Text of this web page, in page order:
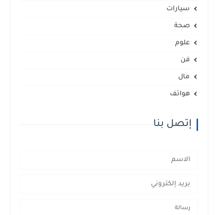
سيارات
صحة
علوم
فن
مال
هواتف
إتصل بنا